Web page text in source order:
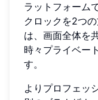
ラットフォーム
クロックを2つ
は、画面全体を
時々プライベー
す。
よりプロフェッ